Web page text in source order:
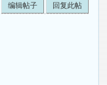
编辑帖子 回复此帖